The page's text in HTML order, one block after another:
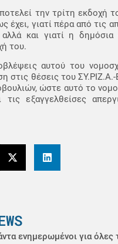
την τρίτη εκδοχή
γιατί πέρα από τις
και γιατί η
του.
αυτού του
στις θέσεις του
ώστε αυτό το
εξαγγελθείσες
ενημερωμένοι για όλες